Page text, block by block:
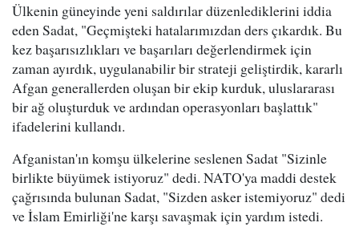
Ülkenin güneyinde yeni saldırılar düzenlediklerini iddia
eden Sadat, "Geçmişteki hatalarımızdan ders çıkardık. Bu
kez başarısızlıkları ve başarıları değerlendirmek için
zaman ayırdık, uygulanabilir bir strateji geliştirdik, kararlı
Afgan generallerden oluşan bir ekip kurduk, uluslararası
bir ağ oluşturduk ve ardından operasyonları başlattık"
ifadelerini kullandı.
Afganistan'ın komşu ülkelerine seslenen Sadat "Sizinle
birlikte büyümek istiyoruz" dedi. NATO'ya maddi destek
çağrısında bulunan Sadat, "Sizden asker istemiyoruz" dedi
ve İslam Emirliği'ne karşı savaşmak için yardım istedi.